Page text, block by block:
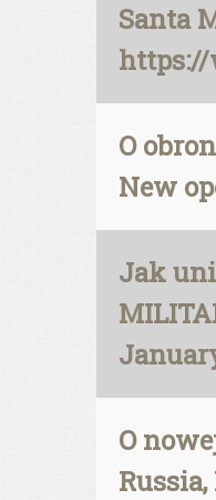
Santa
https://
O
New
Jak
O